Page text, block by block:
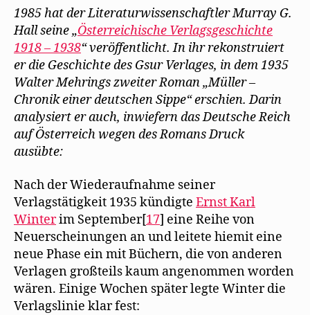
Hall
erläutert
Walter
Mehrings
Arbeit
für
den
Gsur-
Verlag
1985 hat der Literaturwissenschaftler Murray G.
Hall seine „Österreichische Verlagsgeschichte
1918 – 1938“ veröffentlicht. In ihr rekonstruiert
er die Geschichte des Gsur Verlages, in dem 1935
Walter Mehrings zweiter Roman „Müller –
Chronik einer deutschen Sippe“ erschien. Darin
analysiert er auch, inwiefern das Deutsche Reich
auf Österreich wegen des Romans Druck
ausübte:
Nach der Wiederaufnahme seiner
Verlagstätigkeit 1935 kündigte Ernst Karl
Winterim September[17] eine Reihe von
Neuerscheinungen an und leitete hiemit eine
neue Phase ein mit Büchern, die von anderen
Verlagen großteils kaum angenommen worden
wären. Einige Wochen später legte Winter die
Verlagslinie klar fest: